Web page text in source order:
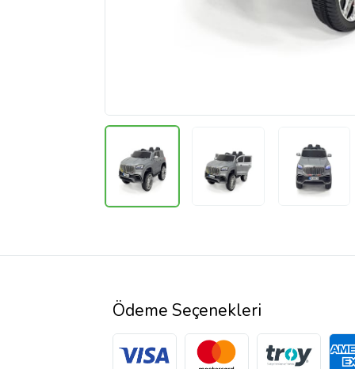
Ödeme Seçenekleri